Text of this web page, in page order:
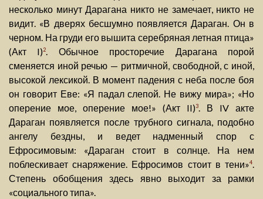
несколько минут Дарагана никто не замечает, никто не
видит. «В дверях бесшумно появляется Дараган. Он в
черном. На груди его вышита серебряная летная птица»
(Акт I)2. Обычное просторечие Дарагана порой
сменяется иной речью — ритмичной, свободной, с иной,
высокой лексикой. В момент падения с неба после боя
он говорит Еве: «Я падал слепой. Не вижу мира»; «Но
оперение мое, оперение мое!» (Акт II)3. В IV акте
Дараган появляется после трубного сигнала, подобно
ангелу бездны, и ведет надменный спор с
Ефросимовым: «Дараган стоит в солнце. На нем
поблескивает снаряжение. Ефросимов стоит в тени»4.
Степень обобщения здесь явно выходит за рамки
«социального типа».